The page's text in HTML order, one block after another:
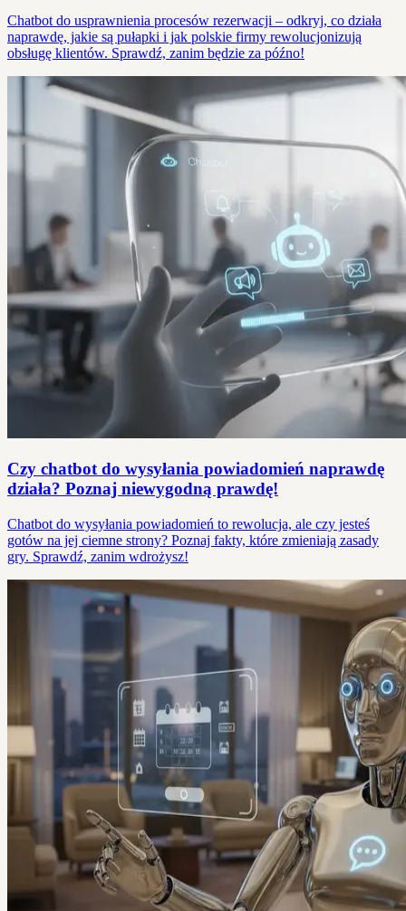
Chatbot do usprawnienia procesów rezerwacji – odkryj, co działa
naprawdę, jakie są pułapki i jak polskie firmy rewolucjonizują
obsługę klientów. Sprawdź, zanim będzie za późno!
Czy chatbot do wysyłania powiadomień naprawdę
działa? Poznaj niewygodną prawdę!
Chatbot do wysyłania powiadomień to rewolucja, ale czy jesteś
gotów na jej ciemne strony? Poznaj fakty, które zmieniają zasady
gry. Sprawdź, zanim wdrożysz!